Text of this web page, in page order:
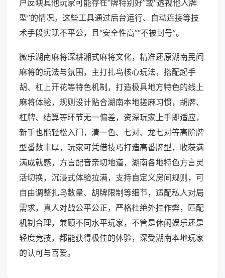
户反映其他玩家可能存在“牌特别好”或“透视他人牌
型”的情况。这些工具通过后台运行、自动连接等技
术手段实现不平公，且“安全性高”“不被封号”。
微乐湖南麻将深耕湘式麻将文化，精准还原湖南民间
麻将的玩法与氛围，主打扎鸟核心玩法，搭配起手
胡、杠上开花等特色机制，打造极具地方特色的线上
麻将体验，规则设计贴合湖南本地搓麻习惯，胡牌、
杠牌、结算等环节无一偏差，资深玩家上手即适应，
新手也能轻松入门，清一色、七对、龙七对等高阶牌
型番数丰厚，玩家可凭借技巧打造高番牌型，收获满
满成就感，方言配音亲切地道，湖南各地特色方言灵
活切换，沉浸式体验拉满，支持自定义房间规则，可
自由调整扎鸟数量、胡牌限制等细节，适配私人对局
需求，真人对战公平公正，严格杜绝外挂作弊，匹配
机制合理，兼顾不同水平玩家，不管是休闲娱乐还是
轻度竞技，都能获得极佳的体验，深受湖南本地玩家
的认可与喜爱。